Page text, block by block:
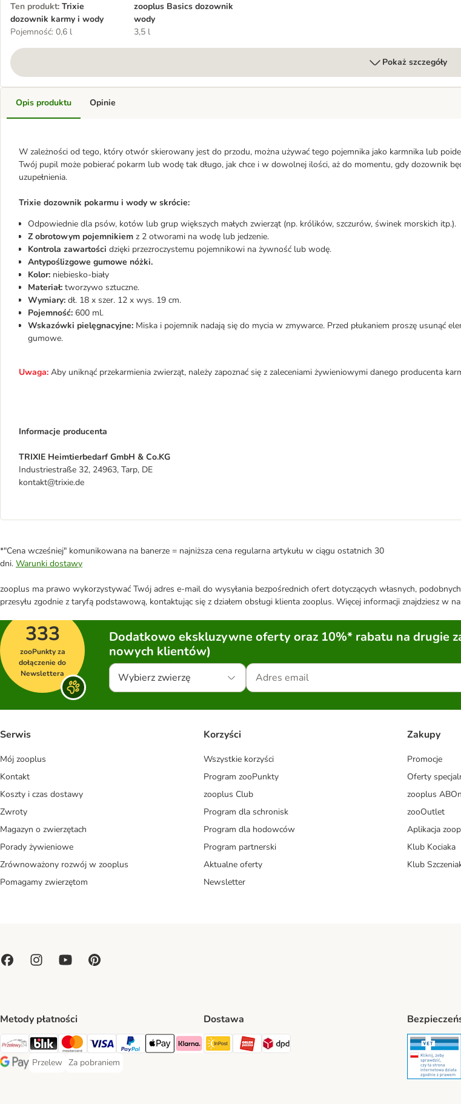
Ten produkt: Trixie
dozownik karmy i wody
Pojemność: 0,6 l
zooplus Basics dozownik
wody
3,5 l
Pokaż szczegóły
Opis produktu
W zależności od tego, który otwór skierowany jest do przodu, można używać tego pojemnika jako karmnika lub
Twój pupil może pobierać pokarm lub wodę tak długo, jak chce i w dowolnej ilości, aż do momentu, gdy dozownik
uzupełnienia.
Trixie dozownik pokarmu i wody w skrócie:
Odpowiednie dla psów, kotów lub grup większych małych zwierząt (np. królików, szczurów, świnek morskich itp.).
Z obrotowym pojemnikiem z 2 otworami na wodę lub jedzenie.
Kontrola zawartości dzięki przezroczystemu pojemnikowi na żywność lub wodę.
Antypoślizgowe gumowe nóżki.
Kolor: niebiesko-biały
Materiał: tworzywo sztuczne.
Wymiary: dł. 18 x szer. 12 x wys. 19 cm.
Pojemność: 600 ml.
Wskazówki pielęgnacyjne: Miska i pojemnik nadają się do mycia w zmywarce. Przed płukaniem proszę usunąć
gumowe.
Uwaga: Aby uniknąć przekarmienia zwierząt, należy zapoznać się z zaleceniami żywieniowymi danego producenta
Informacje producenta
TRIXIE Heimtierbedarf GmbH & Co.KG
Industriestraße 32, 24963, Tarp, DE
kontakt@trixie.de
Opinie
*"Cena wcześniej" komunikowana na banerze = najniższa cena regularna artykułu w ciągu ostatnich 30
dni. Warunki dostawy
zooplus ma prawo wykorzystywać Twój adres e-mail do wysyłania bezpośrednich ofert dotyczących własnych,
przesyłu zgodnie z taryfą podstawową, kontaktując się z działem obsługi klienta zooplus. Więcej informacji znajdziesz w
333
zooPunkty za
dołączenie do
Newslettera
Dodatkowo ekskluzywne oferty oraz 10%* rabatu na drugie
nowych klientów)
Wybierz zwierzę
Serwis
Mój zooplus
Kontakt
Koszty i czas dostawy
Zwroty
Magazyn o zwierzętach
Porady żywieniowe
Zrównoważony rozwój w zooplus
Pomagamy zwierzętom
Korzyści
Wszystkie korzyści
Program zooPunkty
zooplus Club
Program dla schronisk
Program dla hodowców
Program partnerski
Aktualne oferty
Newsletter
Zakupy
Promocje
Oferty
zooplus
zooOutlet
Aplikacja
Klub Kociaka
Klub
Metody płatności
Przelewy24 Payment Method
Blik Payment Method
MasterCard Payment Method
Visa Payment Method
PayPal Payment Method
Apple Pay Payment Method
Klarna Payment Method
Google Pay Payment Method
Przelew
Przelew Payment Method
Za pobraniem
Za pobraniem Payment Method
Dostawa
Paczkomat® Shipping Method
ORLEN Paczka Shipping Method